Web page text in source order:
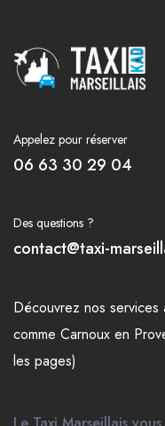
Appelez pour réserver
06 63 30 29 04
Des questions ?
contact@taxi-
Découvrez nos services
comme Carnoux en
les pages)